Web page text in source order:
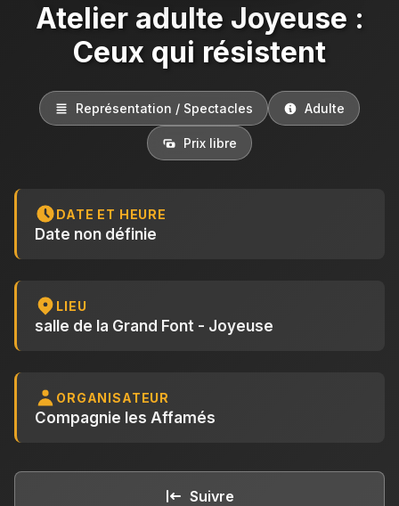
Atelier adulte Joyeuse :
Ceux qui résistent
Représentation / Spectacles Adulte
Prix libre
DATE ET HEURE
Date non définie
LIEU
salle de la Grand Font - Joyeuse
ORGANISATEUR
Compagnie les Affamés
Suivre